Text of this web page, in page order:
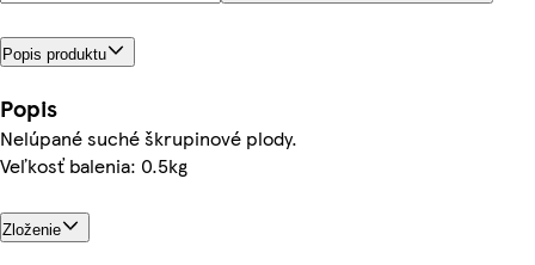
Popis produktu
Popis
Nelúpané suché škrupinové plody.
Veľkosť balenia: 0.5kg
Zloženie